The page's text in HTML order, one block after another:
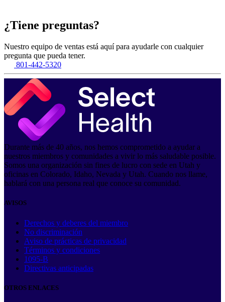
¿Tiene preguntas?
Nuestro equipo de ventas está aquí para ayudarle con cualquier
pregunta que pueda tener.
801-442-5320
Durante más de 40 años, nos hemos comprometido a ayudar a
nuestros miembros y comunidades a vivir lo más saludable posible.
Somos una organización sin fines de lucro con sede en Utah y
oficinas en Colorado, Idaho, Nevada y Utah. Cuando nos llame,
hablará con una persona real que conoce su comunidad.
AVISOS
Derechos y deberes del miembro
No discriminación
Aviso de prácticas de privacidad
Términos y condiciones
1095-B
Directivas anticipadas
OTROS ENLACES